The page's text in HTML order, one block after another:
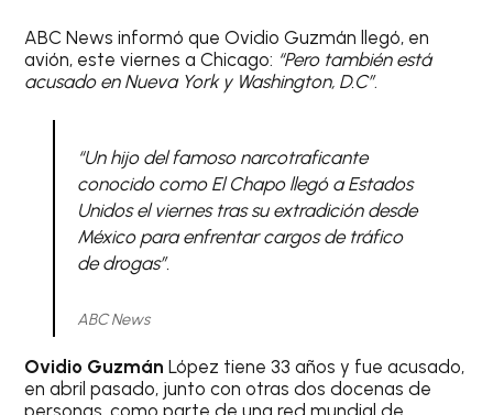
ABC News informó que Ovidio Guzmán llegó, en
avión, este viernes a Chicago: “Pero también está
acusado en Nueva York y Washington, D.C”.
“Un hijo del famoso narcotraficante
conocido como El Chapo llegó a Estados
Unidos el viernes tras su extradición desde
México para enfrentar cargos de tráfico
de drogas”.
ABC News
Ovidio Guzmán López tiene 33 años y fue acusado,
en abril pasado, junto con otras dos docenas de
personas, como parte de una red mundial de